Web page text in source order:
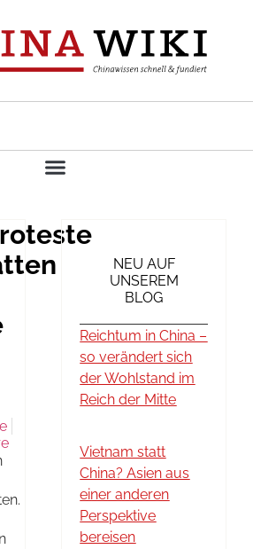
NEU AUF
UNSEREM
BLOG
Reichtum in China –
so verändert sich
der Wohlstand im
Reich der Mitte
Vietnam statt
China? Asien aus
einer anderen
Perspektive
bereisen